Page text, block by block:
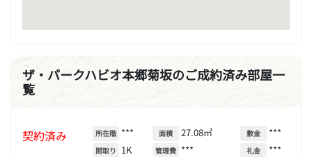
ザ・パークハビオ本郷菊坂のご成約済み部屋一
覧
契約済み 所在階 ***
間取り 1K
面積 27.08㎡
管理費 ***
敷金 ***
礼金 ***